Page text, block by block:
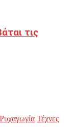
τις
Τέχνες